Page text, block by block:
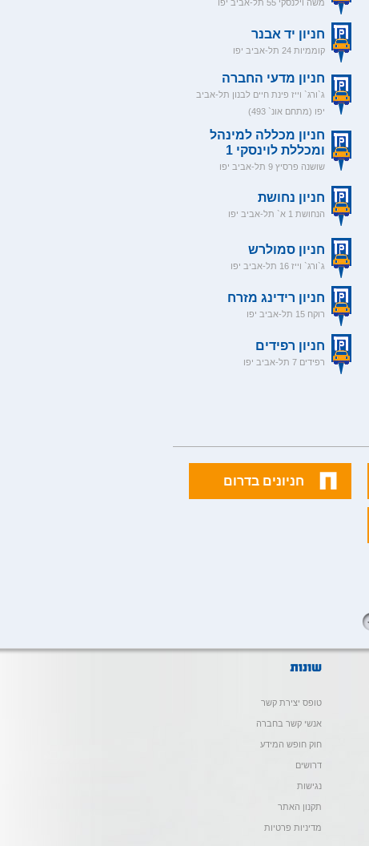
משה וילנסקי 55 תל-אביב יפו‭
חניון יד אבנר
קוממיות 24 תל-אביב יפו
חניון מדעי החברה
ג`ורג` וייז פינת חיים לבנון תל-אביב
יפו (מתחם אונ` 493)
חניון מכללה למינהל
ומכללת לוינסקי 1
שושנה פרסיץ 9 תל-אביב יפו
חניון נחושת
הנחושת 1 א` תל-אביב יפו
חניון סמולרש
ג`ורג` וייז 16 תל-אביב יפו
חניון רידינג מזרח
רוקח 15 תל-אביב יפו
חניון רפידים
רפידים 7 תל-אביב יפו
חניונים בדרום
טופס יצירת קשר
אנשי קשר בחברה
חוק חופש המידע
דרושים
נגישות
תקנון האתר
מדיניות פרטיות